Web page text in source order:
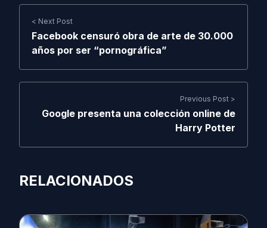
< Next Post
Facebook censuró obra de arte de 30.000
años por ser “pornográfica”
Previous Post >
Google presenta una colección online de
Harry Potter
RELACIONADOS